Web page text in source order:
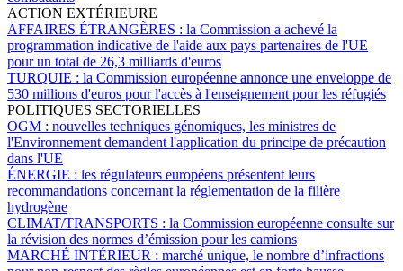
ACTION EXTÉRIEURE
AFFAIRES ÉTRANGÈRES : la Commission a achevé la
programmation indicative de l'aide aux pays partenaires de l'UE
pour un total de 26,3 milliards d'euros
TURQUIE : la Commission européenne annonce une enveloppe de
530 millions d'euros pour l'accès à l'enseignement pour les réfugiés
POLITIQUES SECTORIELLES
OGM : nouvelles techniques génomiques, les ministres de
l'Environnement demandent l'application du principe de précaution
dans l'UE
ÉNERGIE : les régulateurs européens présentent leurs
recommandations concernant la réglementation de la filière
hydrogène
CLIMAT/TRANSPORTS : la Commission européenne consulte sur
la révision des normes d’émission pour les camions
MARCHÉ INTÉRIEUR : marché unique, le nombre d’infractions